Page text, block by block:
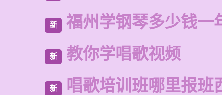
新 福州学钢琴多少钱一
新 教你学唱歌视频
新 唱歌培训班哪里报班